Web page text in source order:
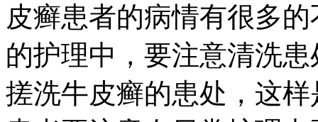
皮癣患者的病情有很多
的护理中，要注意清洗
搓洗牛皮癣的患处，这